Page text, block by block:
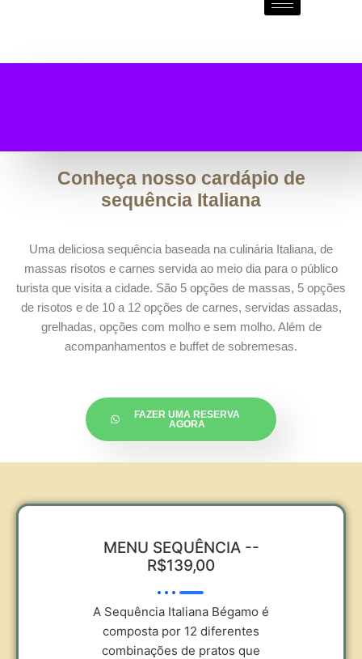
Conheça nosso cardápio de
sequência Italiana
Uma deliciosa sequência baseada na culinária Italiana, de
massas risotos e carnes servida ao meio dia para o público
turista que visita a cidade. São 5 opções de massas, 5 opções
de risotos e de 10 a 12 opções de carnes, servidas assadas,
grelhadas, opções com molho e sem molho. Além de
acompanhamentos e buffet de sobremesas.
FAZER UMA RESERVA
AGORA
MENU SEQUÊNCIA --
R$139,00
A Sequência Italiana Bégamo é
composta por 12 diferentes
combinações de pratos que